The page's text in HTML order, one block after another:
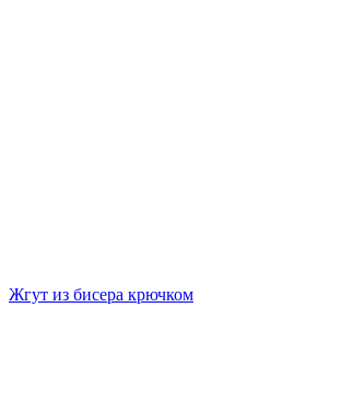
Жгут из бисера крючком